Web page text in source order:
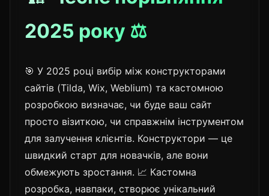
2025 року ⚖️
🎯 У 2025 році вибір між конструкторами
сайтів (Tilda, Wix, Weblium) та кастомною
розробкою визначає, чи буде ваш сайт
просто візиткою, чи справжнім інструментом
для залучення клієнтів. Конструктори — це
швидкий старт для новачків, але вони
обмежують зростання. 📈 Кастомна
розробка, навпаки, створює унікальний